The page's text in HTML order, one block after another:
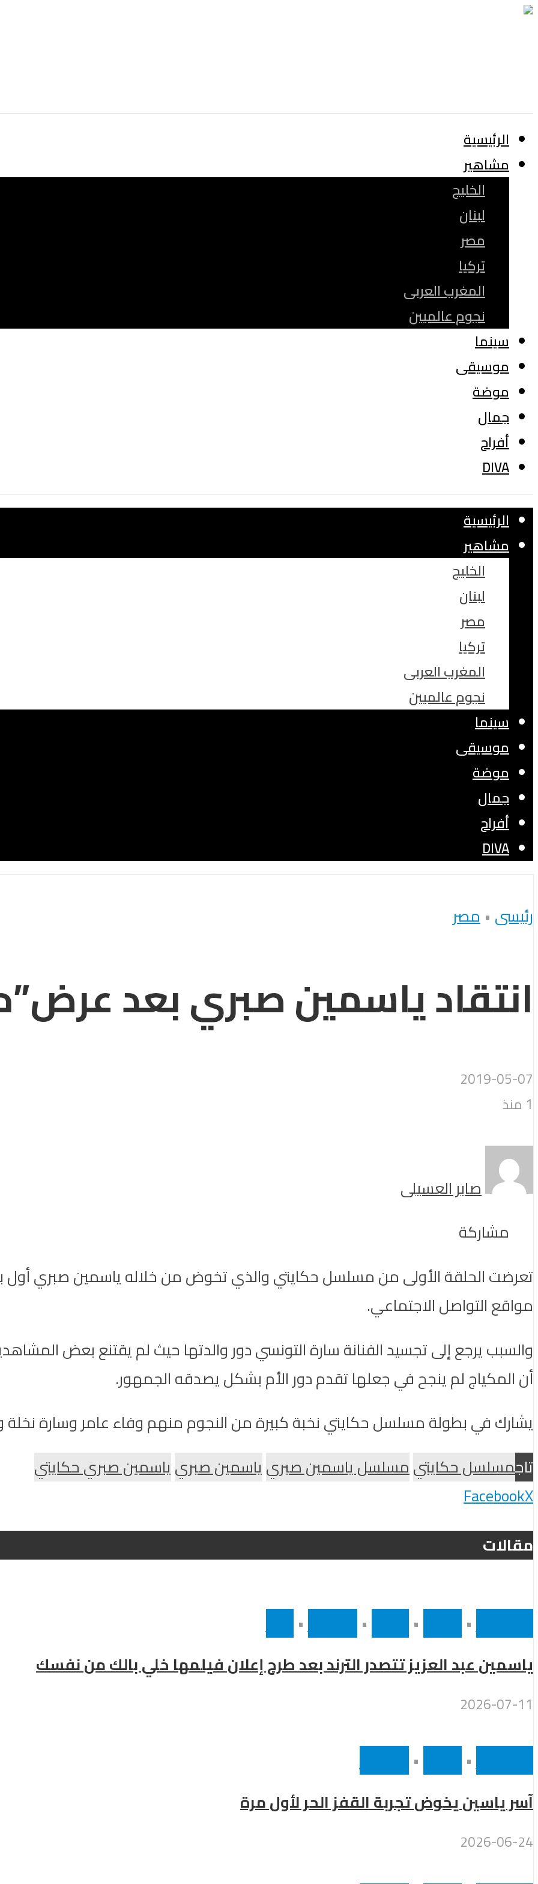
الرئيسية
مشاهير
الخليج
لبنان
مصر
تركيا
المغرب العربى
نجوم عالميين
سينما
موسيقى
موضة
جمال
أفراح
DIVA
الرئيسية
مشاهير
الخليج
لبنان
مصر
تركيا
المغرب العربى
نجوم عالميين
سينما
موسيقى
موضة
جمال
أفراح
DIVA
رئيسى •مصر
انتقاد ياسمين صبري بعد
2019-05-07
1 منذ
صابر العسيلى
مشاركة
تعرضت الحلقة الأولى من مسلسل حكايتي والذي تخوض من خلاله ياسمين صبري أول
مواقع التواصل الاجتماعي.
والسبب يرجع إلى تجسيد الفنانة سارة التونسي دور والدتها حيث لم يقتنع بعض
أن المكياج لم ينجح في جعلها تقدم دور الأم بشكل يصدقه الجمهور.
يشارك في بطولة مسلسل حكايتي نخبة كبيرة من النجوم منهم وفاء عامر وسارة نخلة
تاجمسلسل حكايتيمسلسل ياسمين صبريياسمين صبريياسمين صبري حكايتي
FacebookX
مقالات
•
•
•
•
ياسمين عبد العزيز تتصدر الترند بعد طرح إعلان فيلمها خلي بالك من نفسك
2026-07-11
•
•
آسر ياسين يخوض تجربة القفز الحر لأول مرة
2026-06-24